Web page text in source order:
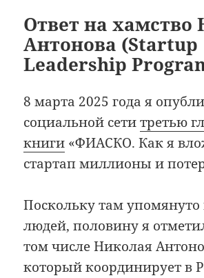
Ответ на хамство
Антонова (Startup
Leadership
8 марта 2025 года я
социальной сетитретью
книги «ФИАСКО. Как я
стартап миллионы и
Поскольку там упомянуто
людей, половину я
том числе Николая
который координирует в